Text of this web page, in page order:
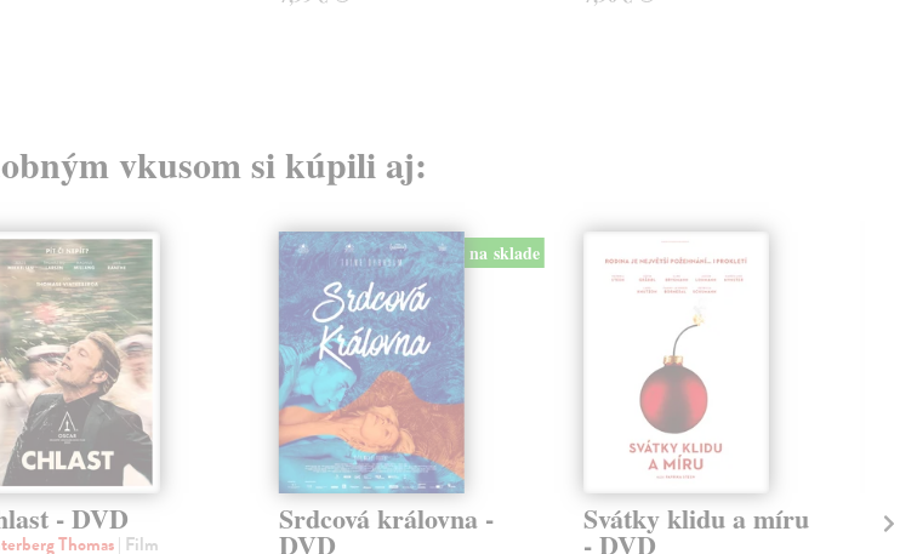
vkusom si kúpili aj:
- DVD
Thomas| Film
na sklade
Srdcová královna -
DVD
Svátky klidu a míru
- DVD